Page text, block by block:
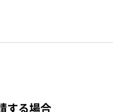
する場合